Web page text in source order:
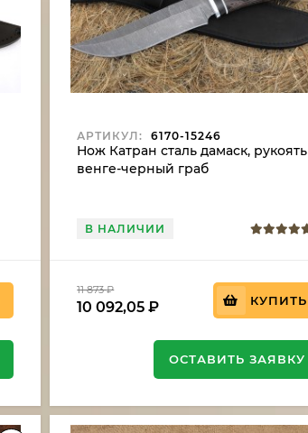
АРТИКУЛ: 6170-15246
Нож Катран сталь дамаск, рукоять
венге-черный граб
В НАЛИЧИИ
11 873₽
10 092,05₽ КУПИТЬ
ОСТАВИТЬ ЗАЯВКУ